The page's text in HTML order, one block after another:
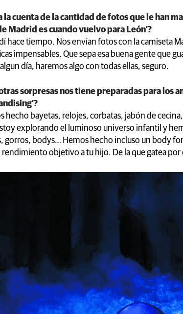
la cuenta de la cantidad de fotos que le han
Madrid es cuando vuelvo para León’?
hace tiempo. Nos envían fotos con la camiseta
impensables. Que sepa esa buena gente que
día, haremos algo con todas ellas, seguro.
sorpresas nos tiene preparadas para los
hecho bayetas, relojes, corbatas, jabón de
explorando el luminoso universo infantil y
gorros, bodys… Hemos hecho incluso un body
rendimiento objetivo a tu hijo. De la que gatea por